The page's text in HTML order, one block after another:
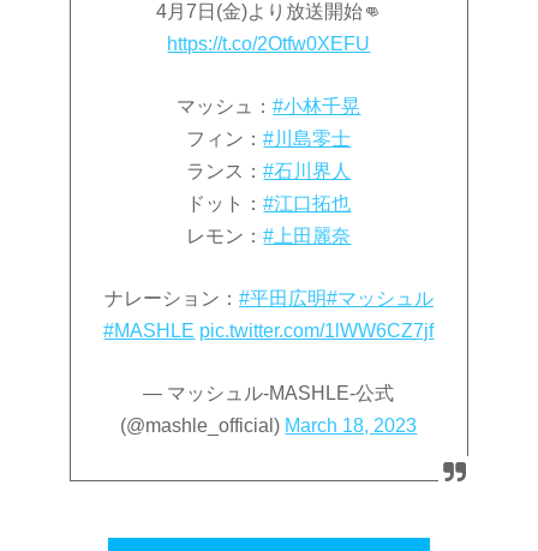
4月7日(金)より放送開始👊
https://t.co/2Otfw0XEFU
マッシュ：#小林千晃
フィン：#川島零士
ランス：#石川界人
ドット：#江口拓也
レモン：#上田麗奈
ナレーション： #平田広明#マッシュル
#MASHLE pic.twitter.com/1lWW6CZ7jf
— マッシュル-MASHLE-公式
(@mashle_official) March 18, 2023